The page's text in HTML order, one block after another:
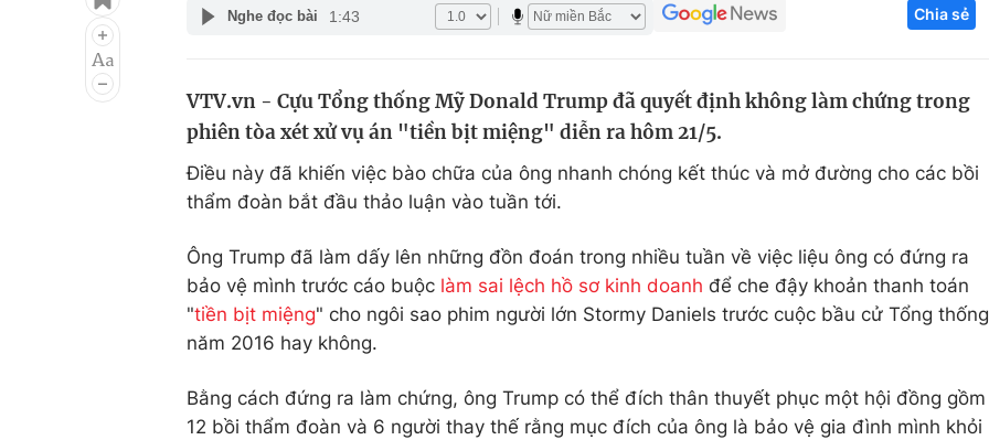
Điện ảnh
Âm nhạc
Du lịch
Chất lượng cuộc sống
Tuyển sinh
Hitech Công
Thị trường
Nghe đọc bài 1:43 Chia sẻ
VTV.vn - Cựu Tổng thống Mỹ Donald Trump đã quyết định không làm chứng trong
phiên tòa xét xử vụ án "tiền bịt miệng" diễn ra hôm 21/5.
Điều này đã khiến việc bào chữa của ông nhanh chóng kết thúc và mở đường cho các bồi
thẩm đoàn bắt đầu thảo luận vào tuần tới.
Ông Trump đã làm dấy lên những đồn đoán trong nhiều tuần về việc liệu ông có đứng ra
bảo vệ mình trước cáo buộc làm sai lệch hồ sơ kinh doanh để che đậy khoản thanh toán
"tiền bịt miệng" cho ngôi sao phim người lớn Stormy Daniels trước cuộc bầu cử Tổng thống
năm 2016 hay không.
Bằng cách đứng ra làm chứng, ông Trump có thể đích thân thuyết phục một hội đồng gồm
12 bồi thẩm đoàn và 6 người thay thế rằng mục đích của ông là bảo vệ gia đình mình khỏi